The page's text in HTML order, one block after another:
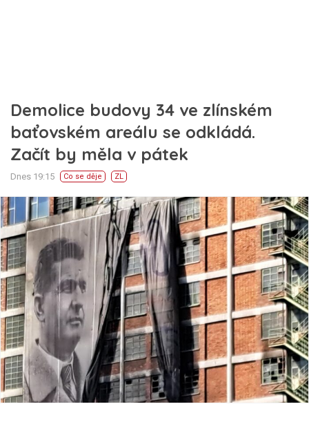
Demolice budovy 34 ve zlínském
baťovském areálu se odkládá.
Začít by měla v pátek
Dnes 19:15 Co se děje ZL